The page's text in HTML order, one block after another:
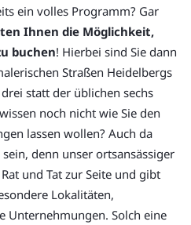
ein volles Programm? Gar
Ihnen die Möglichkeit,
buchen! Hierbei sind Sie dann
Straßen Heidelbergs
statt der üblichen sechs
noch nicht wie Sie den
lassen wollen? Auch da
denn unser ortsansässiger
und Tat zur Seite und gibt
Lokalitäten,
Unternehmungen. Solch eine